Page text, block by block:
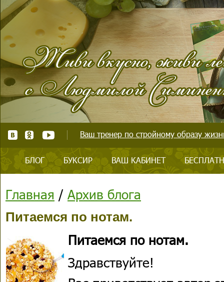
Ваш тренер по стройному образу
БЛОГ БУКСИР ВАШ КАБИНЕТ
Главная / Архив блога
Питаемся по нотам.
Питаемся по нотам.
Здравствуйте!